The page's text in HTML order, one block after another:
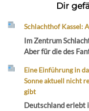
Dir
Schlachthof Kassel:
Im Zentrum
Aber für die des
Eine Einführung in
Sonne aktuell nicht
gibt
Deutschland erlebt